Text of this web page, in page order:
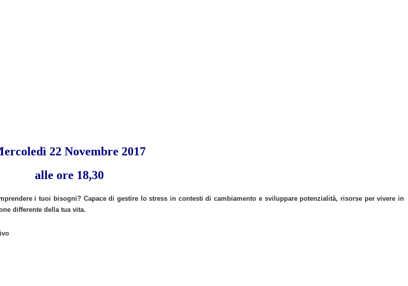
22 Novembre 2017
alle ore 18,30
i tuoi bisogni? Capace di gestire lo stress in contesti di cambiamento e sviluppare potenzialità, risorse per vivere in
differente della tua vita.